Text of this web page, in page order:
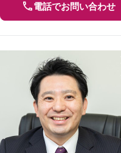
電話でお問い合わせ